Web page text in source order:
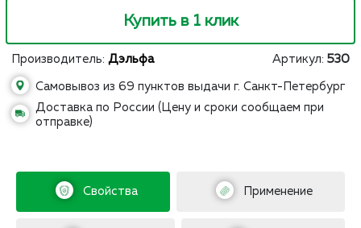
Купить в 1 клик
Производитель: Дэльфа Артикул: 530
Самовывоз из 69 пунктов выдачи г. Санкт-Петербург
Доставка по России (Цену и сроки сообщаем при
отправке)
Свойства Применение